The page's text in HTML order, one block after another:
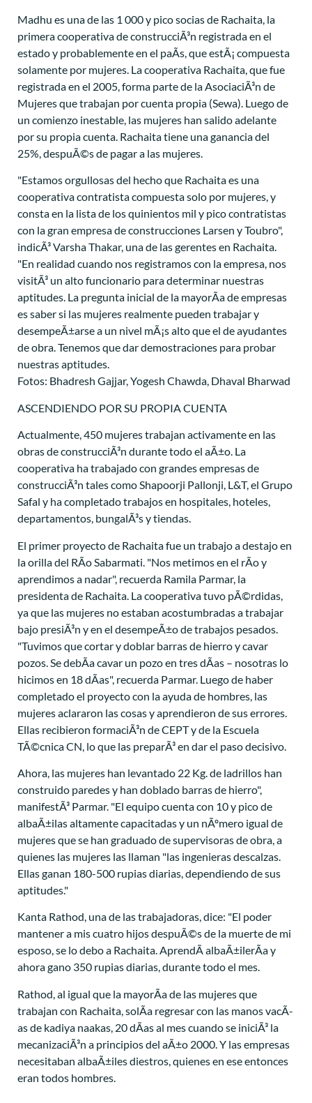
Madhu es una de las 1 000 y pico socias de Rachaita, la
primera cooperativa de construcciÃ³n registrada en el
estado y probablemente en el paÃ­s, que estÃ¡ compuesta
solamente por mujeres. La cooperativa Rachaita, que fue
registrada en el 2005, forma parte de la AsociaciÃ³n de
Mujeres que trabajan por cuenta propia (Sewa). Luego de
un comienzo inestable, las mujeres han salido adelante
por su propia cuenta. Rachaita tiene una ganancia del
25%, despuÃ©s de pagar a las mujeres.
"Estamos orgullosas del hecho que Rachaita es una
cooperativa contratista compuesta solo por mujeres, y
consta en la lista de los quinientos mil y pico contratistas
con la gran empresa de construcciones Larsen y Toubro",
indicÃ³ Varsha Thakar, una de las gerentes en Rachaita.
"En realidad cuando nos registramos con la empresa, nos
visitÃ³ un alto funcionario para determinar nuestras
aptitudes. La pregunta inicial de la mayorÃ­a de empresas
es saber si las mujeres realmente pueden trabajar y
desempeÃ±arse a un nivel mÃ¡s alto que el de ayudantes
de obra. Tenemos que dar demostraciones para probar
nuestras aptitudes.
Fotos: Bhadresh Gajjar, Yogesh Chawda, Dhaval Bharwad
ASCENDIENDO POR SU PROPIA CUENTA
Actualmente, 450 mujeres trabajan activamente en las
obras de construcciÃ³n durante todo el aÃ±o. La
cooperativa ha trabajado con grandes empresas de
construcciÃ³n tales como Shapoorji Pallonji, L&T, el Grupo
Safal y ha completado trabajos en hospitales, hoteles,
departamentos, bungalÃ³s y tiendas.
El primer proyecto de Rachaita fue un trabajo a destajo en
la orilla del RÃ­o Sabarmati. "Nos metimos en el rÃ­o y
aprendimos a nadar", recuerda Ramila Parmar, la
presidenta de Rachaita. La cooperativa tuvo pÃ©rdidas,
ya que las mujeres no estaban acostumbradas a trabajar
bajo presiÃ³n y en el desempeÃ±o de trabajos pesados.
"Tuvimos que cortar y doblar barras de hierro y cavar
pozos. Se debÃ­a cavar un pozo en tres dÃ­as – nosotras lo
hicimos en 18 dÃ­as", recuerda Parmar. Luego de haber
completado el proyecto con la ayuda de hombres, las
mujeres aclararon las cosas y aprendieron de sus errores.
Ellas recibieron formaciÃ³n de CEPT y de la Escuela
TÃ©cnica CN, lo que las preparÃ³ en dar el paso decisivo.
Ahora, las mujeres han levantado 22 Kg. de ladrillos han
construido paredes y han doblado barras de hierro",
manifestÃ³ Parmar. "El equipo cuenta con 10 y pico de
albaÃ±ilas altamente capacitadas y un nÃºmero igual de
mujeres que se han graduado de supervisoras de obra, a
quienes las mujeres las llaman "las ingenieras descalzas.
Ellas ganan 180-500 rupias diarias, dependiendo de sus
aptitudes."
Kanta Rathod, una de las trabajadoras, dice: "El poder
mantener a mis cuatro hijos despuÃ©s de la muerte de mi
esposo, se lo debo a Rachaita. AprendÃ­ albaÃ±ilerÃ­a y
ahora gano 350 rupias diarias, durante todo el mes.
Rathod, al igual que la mayorÃ­a de las mujeres que
trabajan con Rachaita, solÃ­a regresar con las manos vacÃ­
as de kadiya naakas, 20 dÃ­as al mes cuando se iniciÃ³ la
mecanizaciÃ³n a principios del aÃ±o 2000. Y las empresas
necesitaban albaÃ±iles diestros, quienes en ese entonces
eran todos hombres.